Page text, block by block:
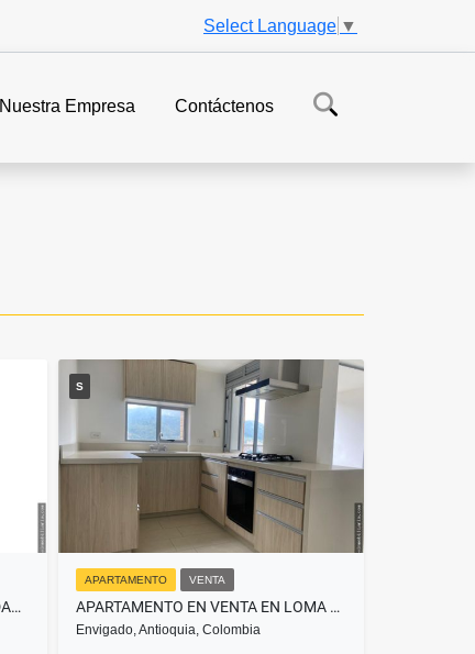
Select Language ▼
Nuestra Empresa Contáctenos
APARTAMENTO EN VENTA EN CIUDAD DE LOS PUERTOS BELLO
S
APARTAMENTO VENTA
APARTAMENTO EN VENTA EN LOMA DE LAS BRUJAS ENVIGADO
Envigado, Antioquia, Colombia